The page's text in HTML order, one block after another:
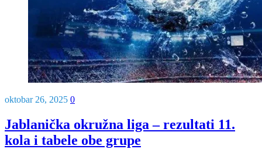
oktobar 26, 2025 0
Jablanička okružna liga – rezultati 11.
kola i tabele obe grupe